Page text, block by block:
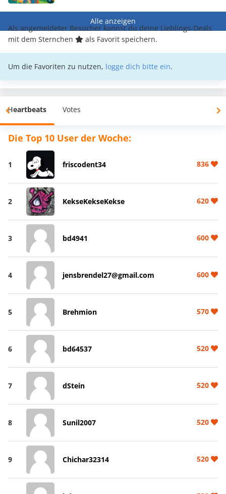
Alle anzeigen
Als angemeldeter Besucher kannst du deine Lieblings-Deals
mit dem Sternchen
als Favorit speichern.
Um die Favoriten zu nutzen, logge dich bitte ein.
Heartbeats Votes
Die Top 10 User der Woche:
1 friscodent34 836
2 KekseKekseKekse 620
3 bd4941 600
4 jensbrendel27@gmail.com 600
5 Brehmion 570
6 bd64537 520
7 dStein 520
8 Sunil2007 520
9 Chichar32314 520